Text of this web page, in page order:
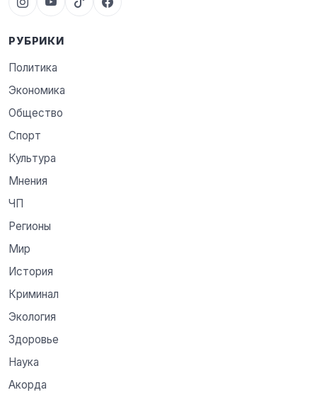
РУБРИКИ
Политика
Экономика
Общество
Спорт
Культура
Мнения
ЧП
Регионы
Мир
История
Криминал
Экология
Здоровье
Наука
Акорда